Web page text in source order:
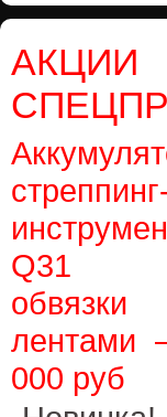
Q31
обвязки
лентами
000 руб